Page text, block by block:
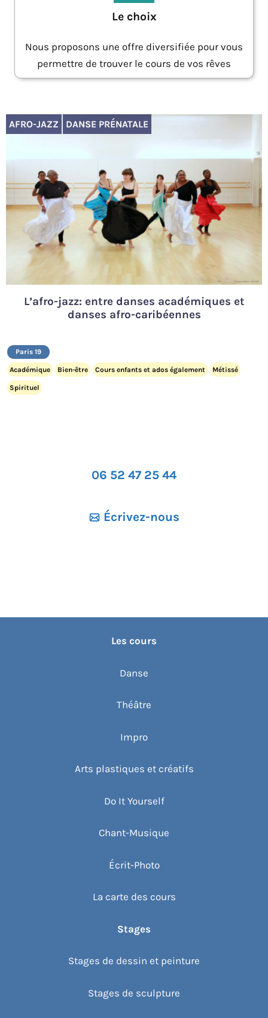
Le choix
Nous proposons une offre diversifiée pour vous
permettre de trouver le cours de vos rêves
AFRO-JAZZ DANSE PRÉNATALE
L’afro-jazz: entre danses académiques et
danses afro-caribéennes
Paris 19
Académique Bien-être Cours enfants et ados également Métissé
Spirituel
06 52 47 25 44
Écrivez-nous
Les cours
Danse
Théâtre
Impro
Arts plastiques et créatifs
Do It Yourself
Chant-Musique
Écrit-Photo
La carte des cours
Stages
Stages de dessin et peinture
Stages de sculpture